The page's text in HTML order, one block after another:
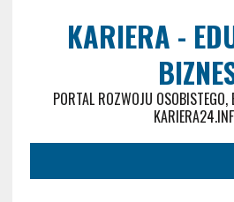
KARIERA -
PORTAL ROZWOJU